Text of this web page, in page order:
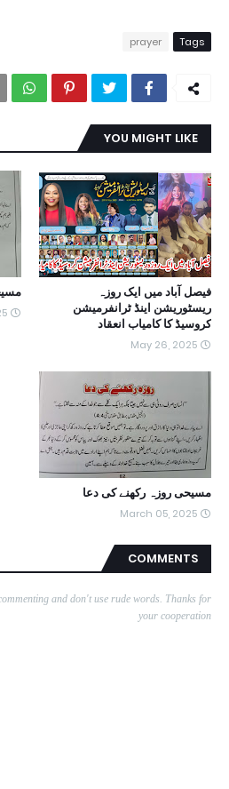
Tags
prayer
YOU MIGHT LIKE
فیصل آباد میں ایک روزہ
ریسٹوریشن اینڈ ٹرانفرمیشن
کروسیڈ کا کامیاب انعقاد
May 26, 2025
مسیحی روزہ رکھنے کی دعا
March 05, 2025
COMMENTS
and don't use rude words. Thanks for
your cooperation